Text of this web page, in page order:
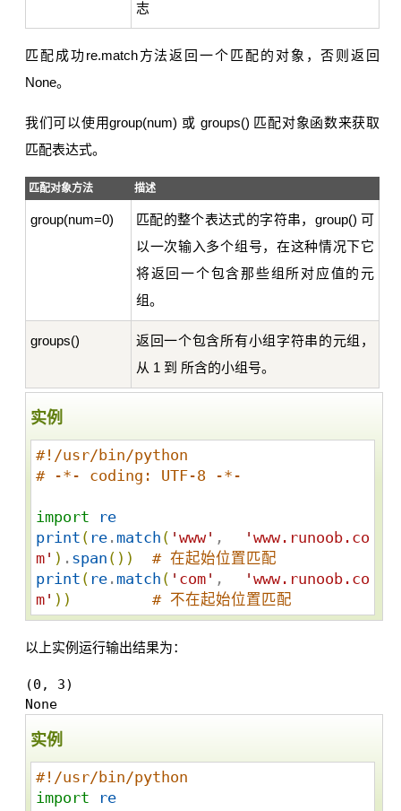
志
匹配成功re.match方法返回一个匹配的对象，否则返回
None。
我们可以使用group(num) 或 groups() 匹配对象函数来获取
匹配表达式。
匹配对象方法 描述
group(num=0)
匹配的整个表达式的字符串，group() 可
以一次输入多个组号，在这种情况下它
将返回一个包含那些组所对应值的元
组。
groups()
返回一个包含所有小组字符串的元组，
从 1 到 所含的小组号。
实例
#!/usr/bin/python
# -*- coding: UTF-8 -*-
import
re
print ( re . match ( ' www' , ' www.runoob.co
m ' ) . span ( ) )
# 在起始位置匹配
print ( re . match ( ' com ' , ' www.runoob.co
m ' ) ) # 不在起始位置匹配
以上实例运行输出结果为：
(0, 3)
实例
#!/usr/bin/python
import
re